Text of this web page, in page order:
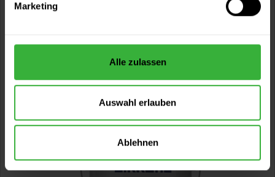
Marketing
Alle zulassen
Auswahl erlauben
Ablehnen
43,99 € / 1 Liter